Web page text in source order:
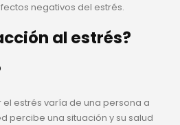
negativos del estrés.
al estrés?
estrés varía de una persona a
percibe una situación y su salud